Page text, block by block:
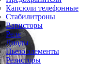
Капсюли телефонные
Стабилитроны
Варисторы
Реле
Диоды
Пьезо элементы
Резисторы